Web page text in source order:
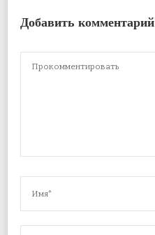
Добавить комментарий